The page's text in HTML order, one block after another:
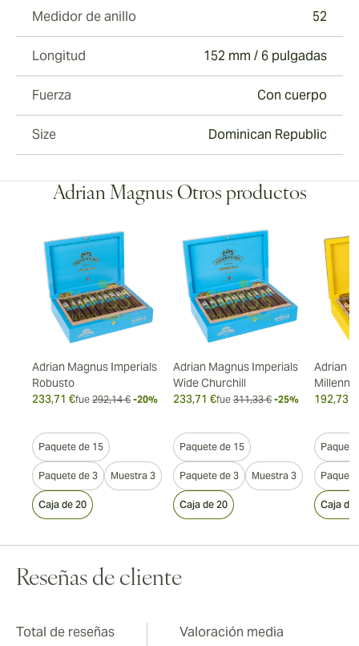
Medidor de anillo 52
Longitud 152 mm / 6 pulgadas
Fuerza Con cuerpo
Size Dominican Republic
Adrian Magnus Otros productos
Adrian Magnus Imperials
Robusto
233,71 €fue 292,14 € -20%
Paquete de 15
Paquete de 3 Muestra 3
Caja de 20
Adrian Magnus Imperials
Wide Churchill
233,71 €fue 311,33 € -25%
Paquete de 15
Paquete de 3 Muestra 3
Caja de 20
Adrian
192,73 €
Caja de
Reseñas de cliente
Total de reseñas Valoración media